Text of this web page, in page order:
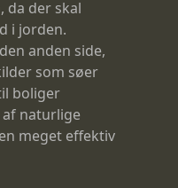
da der skal
i jorden.
anden side,
som søer
boliger
naturlige
meget effektiv